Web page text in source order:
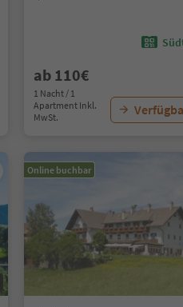
ab 110€
1 Nacht / 1
Apartment Inkl.
MwSt.
Online buchbar